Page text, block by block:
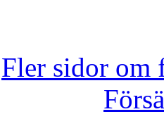
Fler sidor om